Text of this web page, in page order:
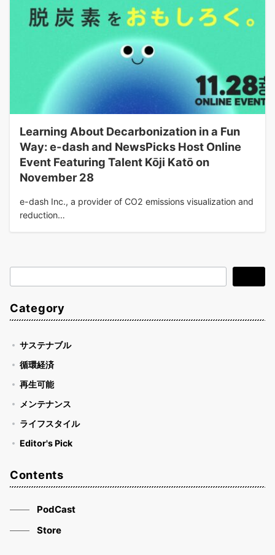
Learning About Decarbonization in a Fun
Way: e-dash and NewsPicks Host Online
Event Featuring Talent Kōji Katō on
November 28
e-dash Inc., a provider of CO2 emissions visualization and
reduction…
索
Category
サステナブル
循環経済
再生可能
メンテナンス
ライフスタイル
Editor's Pick
Contents
PodCast
Store